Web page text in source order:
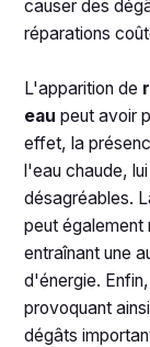
causer des
réparations
L'apparition de
eau peut avoir
effet, la
l'eau chaude,
désagréables.
peut
entraînant une
d'énergie.
provoquant
dégâts